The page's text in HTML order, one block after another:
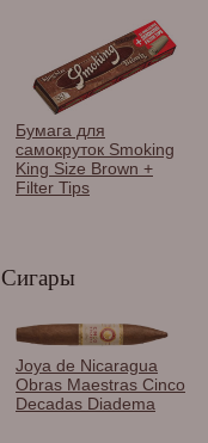
Бумага для
самокруток Smoking
King Size Brown +
Filter Tips
Зажигалка Caseti
сигарная турбо,
серебристая CA438-4
Сигары
Joya de Nicaragua
Obras Maestras Cinco
Decadas Diadema